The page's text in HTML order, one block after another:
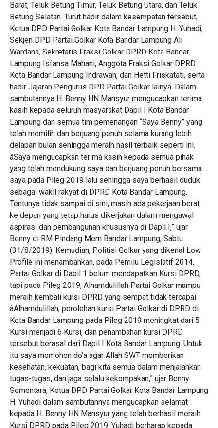
Barat, Teluk Betung Timur, Teluk Betung Utara, dan Teluk
Betung Selatan. Turut hadir dalam kesempatan tersebut,
Ketua DPD Partai Golkar Kota Bandar Lampung H. Yuhadi,
Sekjen DPD Partai Golkar Kota Bandar Lampung Ali
Wardana, Sekretaris Fraksi Golkar DPRD Kota Bandar
Lampung Isfansa Mahani, Anggota Fraksi Golkar DPRD
Kota Bandar Lampung Indrawan, dan Hetti Friskatati, serta
hadir Jajaran Pengurus DPD Partai Golkar lainya. Dalam
sambutannya H. Benny HN Mansyur mengucapkan terima
kasih kepada seluruh masyarakat Dapil I Kota Bandar
Lampung dan semua tim pemenangan “Saya Benny” yang
telah memilih dan berjuang penuh selama kurang lebih
delapan bulan sehingga meraih hasil terbaik seperti ini.
âSaya mengucapkan terima kasih kepada semua pihak
yang telah mendukung saya dan berjuang penuh bersama
saya pada Pileg 2019 lalu sehingga saya berhasil duduk
sebagai wakil rakyat di DPRD Kota Bandar Lampung.
Tentunya tidak sampai di sini, masih ada pekerjaan berat
ke depan yang tetap harus dikerjakan dalam mengawal
aspirasi dan pembangunan khususnya di Dapil I,” ujar
Benny di RM Pindang Mem Bandar Lampung, Sabtu
(31/8/2019). Kemudian, Politisi Golkar yang dikenal Low
Profile ini menambahkan, pada Pemilu Legislatif 2014,
Partai Golkar di Dapil 1 belum mendapatkan Kursi DPRD,
tapi pada Pileg 2019, Alhamdulillah Partai Golkar mampu
meraih kembali kursi DPRD yang sempat tidak tercapai.
âAlhamdulillah, perolehan kursi Partai Golkar di DPRD di
Kota Bandar Lampung pada Pileg 2019 meningkat dari 5
Kursi menjadi 6 Kursi, dan penambahan kursi DPRD
tersebut berasal dari Dapil I Kota Bandar Lampung. Untuk
itu saya memohon do’a agar Allah SWT memberikan
kesehatan, kekuatan, bagi kita semua dalam menjalankan
tugas-tugas, dan jaga selalu kekompakan,” ujar Benny.
Sementara, Ketua DPD Partai Golkar Kota Bandar Lampung
H. Yuhadi dalam sambutannya mengucapkan selamat
kepada H. Benny HN Mansyur yang telah berhasil meraih
Kursi DPRD pada Pileg 2019. Yuhadi berharap kepada